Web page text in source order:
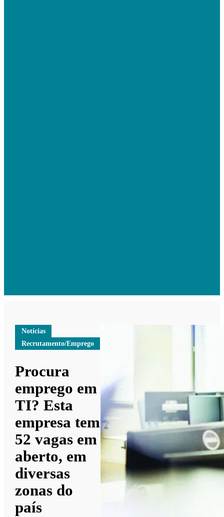
Notícias
Recrutamento/Emprego
Procura
emprego em
TI? Esta
empresa tem
52 vagas em
aberto, em
diversas
zonas do
país